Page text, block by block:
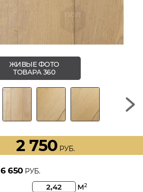
ЖИВЫЕ ФОТО
ТОВАРА 360
2 750 РУБ.
6 650 РУБ.
м2